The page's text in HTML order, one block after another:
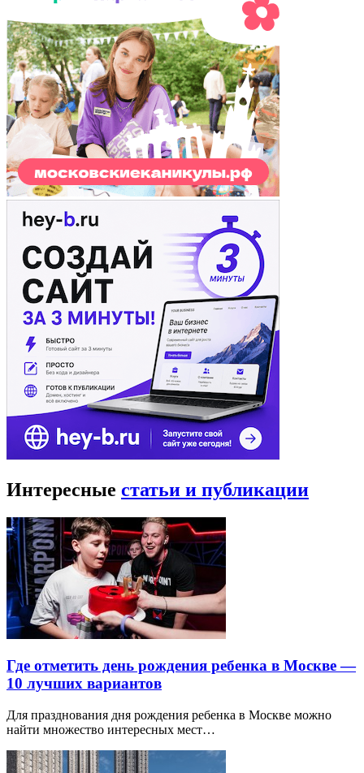
Интересные статьи и публикации
Где отметить день рождения ребенка в Москве —
10 лучших вариантов
Для празднования дня рождения ребенка в Москве можно
найти множество интересных мест…